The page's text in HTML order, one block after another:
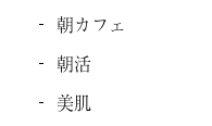
朝カフェ
朝活
美肌